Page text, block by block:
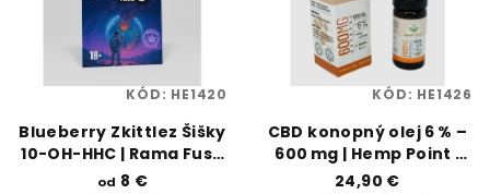
Blueberry Zkittlez Šišky
10-OH-HHC | Rama Fuse
| Vaporama
od 8 €
KÓD: HE1420
CBD konopný olej 6 % –
600 mg | Hemp Point |
Vaporama
24,90 €
KÓD: HE1426